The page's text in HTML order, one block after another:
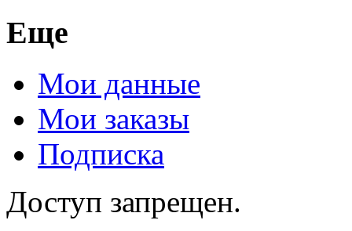
Еще
Мои данные
Мои заказы
Подписка
Доступ запрещен.